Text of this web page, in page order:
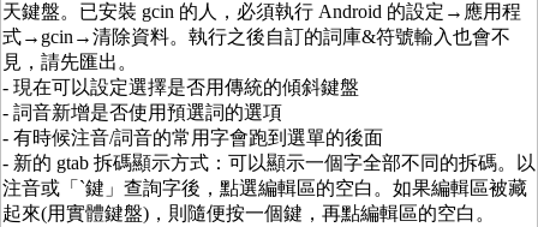
天鍵盤。已安裝 gcin 的人，必須執行 Android 的設定→應用程
式→gcin→清除資料。執行之後自訂的詞庫&符號輸入也會不
見，請先匯出。
- 現在可以設定選擇是否用傳統的傾斜鍵盤
- 詞音新增是否使用預選詞的選項
- 有時候注音/詞音的常用字會跑到選單的後面
- 新的 gtab 拆碼顯示方式：可以顯示一個字全部不同的拆碼。以
注音或「`鍵」查詢字後，點選編輯區的空白。如果編輯區被藏
起來(用實體鍵盤)，則隨便按一個鍵，再點編輯區的空白。